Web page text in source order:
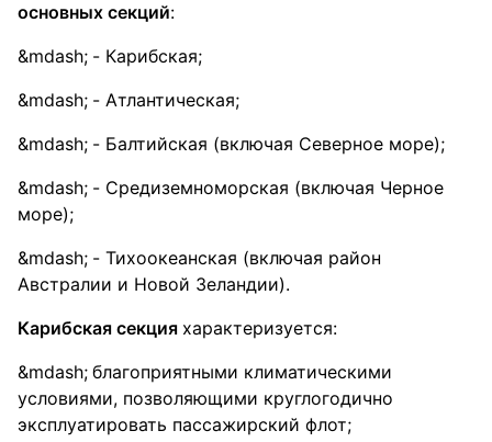
основных секций:
- Карибская;
- Атлантическая;
- Балтийская (включая Северное море);
- Средиземноморская (включая Черное
море);
- Тихоокеанская (включая район
Австралии и Новой Зеландии).
Карибская секция характеризуется:
благоприятными климатическими
условиями, позволяющими круглогодично
эксплуатировать пассажирский флот;